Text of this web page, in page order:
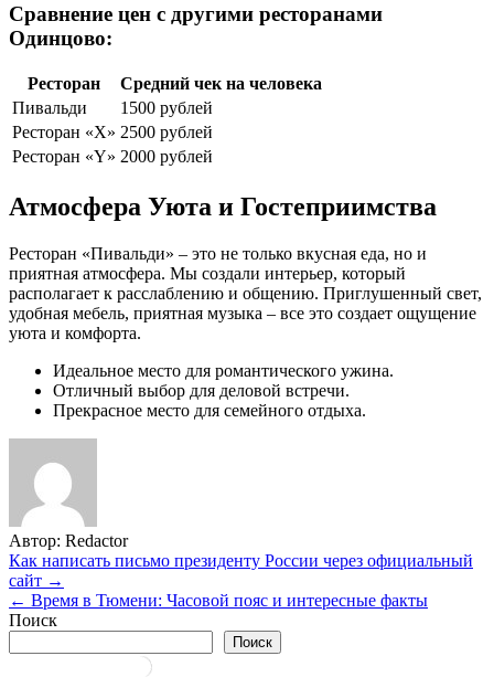
Сравнение цен с другими ресторанами
Одинцово:
Ресторан
Средний чек на человека
Пивальди
1500 рублей
Ресторан «X» 2500 рублей
Ресторан «Y» 2000 рублей
Атмосфера Уюта и Гостеприимства
Ресторан «Пивальди» – это не только вкусная еда, но и
приятная атмосфера. Мы создали интерьер, который
располагает к расслаблению и общению. Приглушенный свет,
удобная мебель, приятная музыка – все это создает ощущение
уюта и комфорта.
Идеальное место для романтического ужина.
Отличный выбор для деловой встречи.
Прекрасное место для семейного отдыха.
Автор: Redactor
Навигация
по
записям
Как написать письмо президенту России через официальный
сайт →
← Время в Тюмени: Часовой пояс и интересные факты
Поиск
Поиск